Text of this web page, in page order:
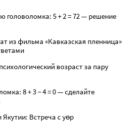
головоломка: 5 + 2 = 72 — решение
из фильма «Кавказская пленница»
возраст за пару
8 + 3 − 4 = 0 — сделайте
Встреча с yөр